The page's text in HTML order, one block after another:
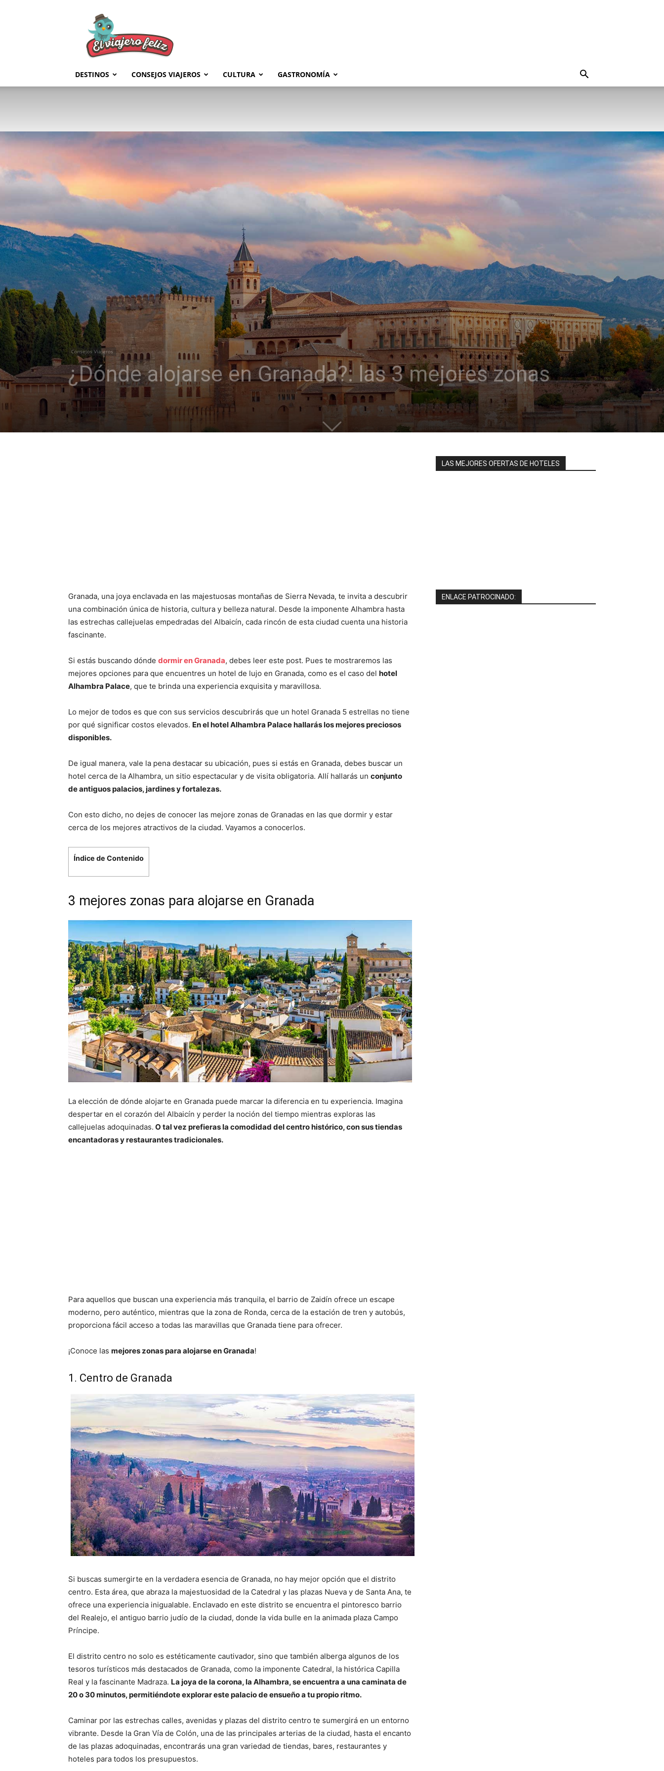
Feliz
DESTINOS CONSEJOS VIAJEROS CULTURA GASTRONOMÍA
Consejos Viajeros
¿Dónde alojarse en Granada?: las 3 mejores zonas
Granada, una joya enclavada en las majestuosas montañas de Sierra Nevada, te invita a descubrir
una combinación única de historia, cultura y belleza natural. Desde la imponente Alhambra hasta
las estrechas callejuelas empedradas del Albaicín, cada rincón de esta ciudad cuenta una historia
fascinante.
Si estás buscando dónde dormir en Granada, debes leer este post. Pues te mostraremos las
mejores opciones para que encuentres un hotel de lujo en Granada, como es el caso del hotel
Alhambra Palace, que te brinda una experiencia exquisita y maravillosa.
Lo mejor de todos es que con sus servicios descubrirás que un hotel Granada 5 estrellas no tiene
por qué significar costos elevados. En el hotel Alhambra Palace hallarás los mejores preciosos
disponibles.
De igual manera, vale la pena destacar su ubicación, pues si estás en Granada, debes buscar un
hotel cerca de la Alhambra, un sitio espectacular y de visita obligatoria. Allí hallarás un conjunto
de antiguos palacios, jardines y fortalezas.
Con esto dicho, no dejes de conocer las mejore zonas de Granadas en las que dormir y estar
cerca de los mejores atractivos de la ciudad. Vayamos a conocerlos.
Índice de Contenido
3 mejores zonas para alojarse en Granada
La elección de dónde alojarte en Granada puede marcar la diferencia en tu experiencia. Imagina
despertar en el corazón del Albaicín y perder la noción del tiempo mientras exploras las
callejuelas adoquinadas. O tal vez prefieras la comodidad del centro histórico, con sus tiendas
encantadoras y restaurantes tradicionales.
Para aquellos que buscan una experiencia más tranquila, el barrio de Zaidín ofrece un escape
moderno, pero auténtico, mientras que la zona de Ronda, cerca de la estación de tren y autobús,
proporciona fácil acceso a todas las maravillas que Granada tiene para ofrecer.
¡Conoce las mejores zonas para alojarse en Granada!
1. Centro de Granada
Si buscas sumergirte en la verdadera esencia de Granada, no hay mejor opción que el distrito
centro. Esta área, que abraza la majestuosidad de la Catedral y las plazas Nueva y de Santa Ana, te
ofrece una experiencia inigualable. Enclavado en este distrito se encuentra el pintoresco barrio
del Realejo, el antiguo barrio judío de la ciudad, donde la vida bulle en la animada plaza Campo
Príncipe.
El distrito centro no solo es estéticamente cautivador, sino que también alberga algunos de los
tesoros turísticos más destacados de Granada, como la imponente Catedral, la histórica Capilla
Real y la fascinante Madraza. La joya de la corona, la Alhambra, se encuentra a una caminata de
20 o 30 minutos, permitiéndote explorar este palacio de ensueño a tu propio ritmo.
Caminar por las estrechas calles, avenidas y plazas del distrito centro te sumergirá en un entorno
vibrante. Desde la Gran Vía de Colón, una de las principales arterias de la ciudad, hasta el encanto
de las plazas adoquinadas, encontrarás una gran variedad de tiendas, bares, restaurantes y
hoteles para todos los presupuestos.
LAS MEJORES OFERTAS DE HOTELES
ENLACE PATROCINADO: